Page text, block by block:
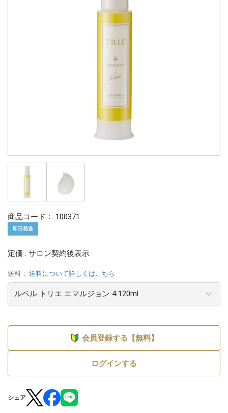
商品コード： 100371
即日発送
定価 : サロン契約後表示
送料： 送料について詳しくはこちら
会員登録する【無料】
ログインする
シェア